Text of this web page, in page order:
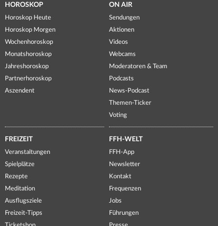
HOROSKOP
Horoskop Heute
Horoskop Morgen
Wochenhoroskop
Monatshoroskop
Jahreshoroskop
Partnerhoroskop
Aszendent
ON AIR
Sendungen
Aktionen
Videos
Webcams
Moderatoren & Team
Podcasts
News-Podcast
Themen-Ticker
Voting
FREIZEIT
Veranstaltungen
Spielplätze
Rezepte
Meditation
Ausflugsziele
Freizeit-Tipps
FFH-WELT
FFH-App
Newsletter
Kontakt
Frequenzen
Jobs
Führungen